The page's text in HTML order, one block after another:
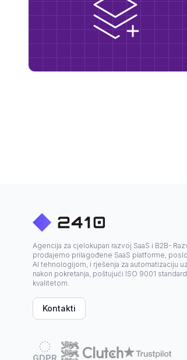
Agencija za cjelokupan razvoj SaaS i B2B-
prodajemo prilagođene SaaS platforme,
AI tehnologijom, i rješenja za automatizaciju
nakon pokretanja, poštujući ISO 9001
kvalitetom.
Kontakti
GDPR